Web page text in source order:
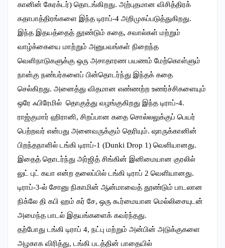
கானின் கேரக்டர்) தொடங்கிறது. அற்புதமான விசித்திரக்
கதாபாத்திரங்களை இந்த டிராப்-4 அறிமுகப்படுத்துகிறது.
இந்த இதயத்தைத் தூண்டும் கதை, சவால்கள் மற்றும்
வாழ்க்கையை மாற்றும் அனுபவங்கள் நிறைந்த
வெளிநாடுகளுக்கு ஒரு அசாதாரண பயணம் மேற்கொள்ளும்
நான்கு நண்பர்களைப் பின்தொடர்ந்து இந்தக் கதை
செல்கிறது. அனைத்து விதமான எண்ணற்ற உணர்ச்சிகளையும்
ஒரே ஃபிரேமில் தொகுத்து வழங்குகிறது இந்த டிராப்-4.
ராஜ்குமார் ஹிரானி, சிறப்பான கதை சொல்லலுக்குப் பெயர்
பெற்றவர் என்பது அனைவருக்கும் தெரியும். ஷாருக்கானின்
பிறந்தநாளில் டங்கி டிராப்-1 (Dunki Drop 1) வெளியானது.
இதைத் தொடர்ந்து அர்ஜித் சிங்கின் இனிமையான குரலில்
லுட் புட் கயா என்ற தலைப்பில் டங்கி டிராப் 2 வெளியானது.
டிராப்-3-ல் சோனு நிகாமின் ஆன்மாவைத் தூண்டும் பாடலான
நிக்லே தி கபி ஹம் கர் சே, ஒரு கூர்மையான மெல்லிசையுடன்
அமைந்த பாடல் இதயங்களைக் கவர்ந்தது.
தற்போது டங்கி டிராப் 4, நட்பு மற்றும் அன்பின் அடுக்குகளை
அழகாக விரித்து, டங்கி படத்தின் பாதையில்